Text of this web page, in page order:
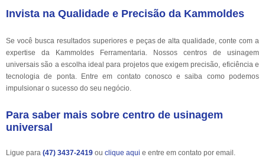
Invista na Qualidade e Precisão da Kammoldes
Se você busca resultados superiores e peças de alta qualidade, conte com a
expertise da Kammoldes Ferramentaria. Nossos centros de usinagem
universais são a escolha ideal para projetos que exigem precisão, eficiência e
tecnologia de ponta. Entre em contato conosco e saiba como podemos
impulsionar o sucesso do seu negócio.
Para saber mais sobre centro de usinagem
universal
Ligue para (47) 3437-2419 ou clique aqui e entre em contato por email.